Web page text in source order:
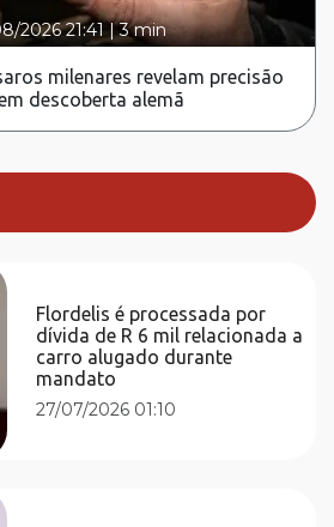
2026 21:41 |3 min
milenares revelam precisão
descoberta alemã
Flordelis é processada por
dívida de R 6 mil relacionada a
carro alugado durante
mandato
27/07/2026 01:10